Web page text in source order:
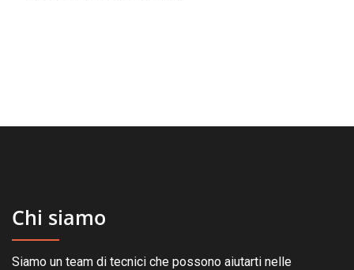
Chi siamo
Siamo un team di tecnici che possono aiutarti nelle